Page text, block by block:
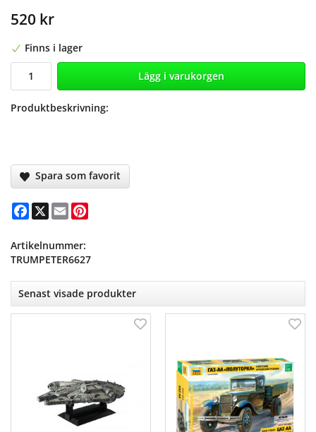
520 kr
Finns i lager
Lägg i varukorgen
Produktbeskrivning:
Spara som favorit
Facebook
X Email
Artikelnummer:
TRUMPETER6627
Senast visade produkter